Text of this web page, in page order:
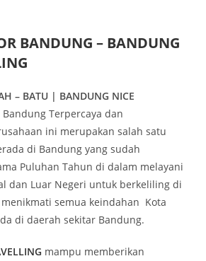
BANDUNG – BANDUNG
– BATU | BANDUNG NICE
Terpercaya dan
ini merupakan salah satu
di Bandung yang sudah
Puluhan Tahun di dalam melayani
dan Luar Negeri untuk berkeliling di
semua keindahan Kota
di daerah sekitar Bandung.
mampu memberikan